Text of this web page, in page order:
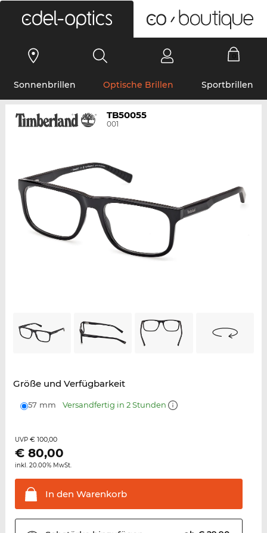
Sonnenbrillen Optische Brillen Sportbrillen
TB50055
001
Größe und Verfügbarkeit
57 mm Versandfertig in 2 Stunden
UVP € 100,00
€ 80,00
inkl. 20.00% MwSt.
In den Warenkorb